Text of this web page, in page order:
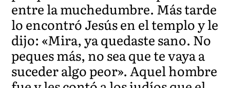
entre la muchedumbre. Más tarde
lo encontró Jesús en el templo y le
dijo: «Mira, ya quedaste sano. No
peques más, no sea que te vaya a
suceder algo peor». Aquel hombre